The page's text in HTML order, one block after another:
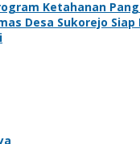
Ketahanan
Desa Sukorejo